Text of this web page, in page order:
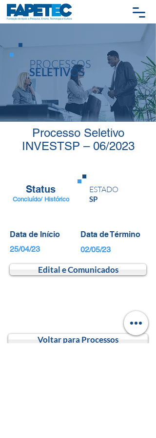
SELETIVOS
PROCESSOS
Processo Seletivo
INVESTSP – 06/2023
Status
Concluído/ Histórico
ESTADO
SP
Data de Início
25/04/23
Data de Término
02/05/23
Edital e Comunicados
Voltar para Processos